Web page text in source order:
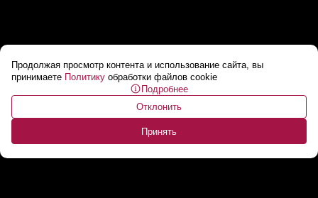
Продолжая просмотр контента и использование сайта, вы
принимаете Политику обработки файлов cookie
Подробнее
Отклонить
Принять
В Москве ликвидировали сильный пожар